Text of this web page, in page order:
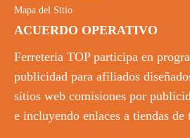
Mapa del Sitio
ACUERDO OPERATIVO
Ferreteria TOP participa en
publicidad para afiliados
sitios web comisiones por
e incluyendo enlaces a tiendas de